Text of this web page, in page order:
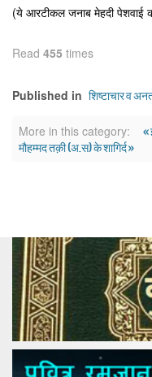
(ये आरटीकल जनाब मेहदी पेशवाई
Read 455 times
Published in शिष्टाचार व
More in this category: «
मौहम्मद तक़ी (अ.स) के शागिर्द »